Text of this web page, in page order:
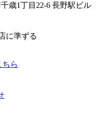
歳1丁目22-6 長野駅ビル
に準ずる
ちら